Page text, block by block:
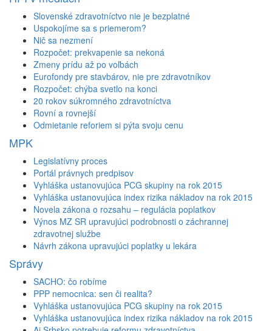
Slovenské zdravotníctvo nie je bezplatné
Uspokojíme sa s priemerom?
Nič sa nezmení
Rozpočet: prekvapenie sa nekoná
Zmeny prídu až po voľbách
Eurofondy pre stavbárov, nie pre zdravotníkov
Rozpočet: chýba svetlo na konci
20 rokov súkromného zdravotníctva
Rovní a rovnejší
Odmietanie reforiem si pýta svoju cenu
MPK
Legislatívny proces
Portál právnych predpisov
Vyhláška ustanovujúca PCG skupiny na rok 2015
Vyhláška ustanovujúca index rizika nákladov na rok 2015
Novela zákona o rozsahu – regulácia poplatkov
Výnos MZ SR upravujúci podrobnosti o záchrannej
zdravotnej službe
Návrh zákona upravujúci poplatky u lekára
Správy
SACHO: čo robíme
PPP nemocnica: sen či realita?
Vyhláška ustanovujúca PCG skupiny na rok 2015
Vyhláška ustanovujúca index rizika nákladov na rok 2015